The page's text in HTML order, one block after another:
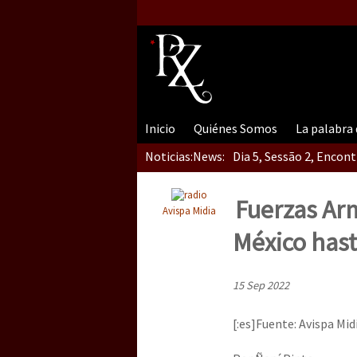
Inicio Quiénes Somos La palabra
Noticias:News: Dia 5, Sessão 2,
Dia 5, sessão 1, do
Dia 4 – Encontro
Avispa Midia
Fuerzas
México
15 Sep 2022
[:es]Fuente: Avispa